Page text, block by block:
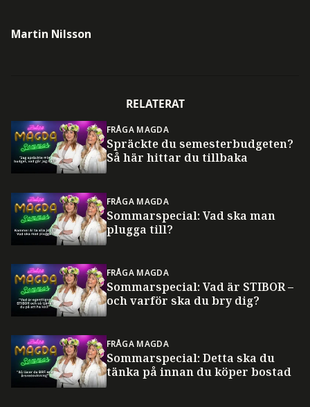
Martin Nilsson
RELATERAT
FRÅGA MAGDA
Spräckte du semesterbudgeten?
Så här hittar du tillbaka
FRÅGA MAGDA
Sommarspecial: Vad ska man
plugga till?
FRÅGA MAGDA
Sommarspecial: Vad är STIBOR –
och varför ska du bry dig?
FRÅGA MAGDA
Sommarspecial: Detta ska du
tänka på innan du köper bostad